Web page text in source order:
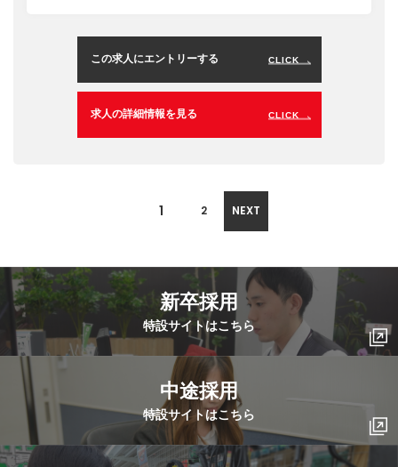
この求人にエントリーする CLICK
求人の詳細情報を見る CLICK
1 2 NEXT
新卒採用
特設サイトはこちら
中途採用
特設サイトはこちら